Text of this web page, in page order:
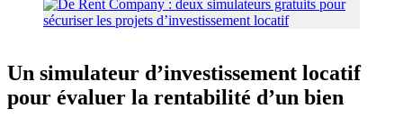
Un simulateur d’investissement locatif
pour évaluer la rentabilité d’un bien